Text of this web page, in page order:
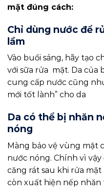
mặt đúng cách:
Chỉ dùng nước để
lầm
Vào buổi sáng, hãy tạo
với sữa rửa mặt. Da của
cung cấp nước cũng
mới tốt lành” cho da
Da có thể bị nhăn
nóng
Màng bảo vệ vùng mặt
nước nóng. Chính vì vậy
căng rát sau khi rửa
còn xuất hiện nếp nhăn